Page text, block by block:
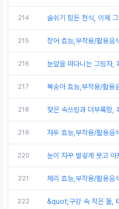
214 숨쉬기 힘든 천식, 이제
215 장어 효능,부작용/활용음
216 눈앞을 떠다니는 그림자,
217 복숭아 효능,부작용/활용
218 잦은 속쓰림과 더부룩함,
219 자두 효능,부작용/활용음
220 눈이 자꾸 벌겋게 붓고
221 체리 효능,부작용/활용음
222 &quot;구강 속 작은 돌,